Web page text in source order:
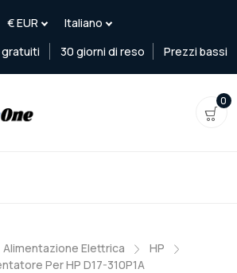
30 giorni di reso Prezzi bassi
0
Alimentazione Elettrica
HP
Per HP D17-310P1A